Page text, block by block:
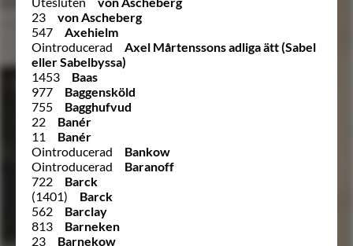
23
von Ascheberg
547
Axehielm
Ointroducerad
Axel Mårtenssons adliga ätt (Sabel
eller Sabelbyssa)
1453
Baas
977
Baggensköld
755
Bagghufvud
22
Banér
11
Banér
Ointroducerad
Bankow
Ointroducerad
Baranoff
722
Barck
(1401)
Barck
562
Barclay
813
Barneken
23
Barnekow